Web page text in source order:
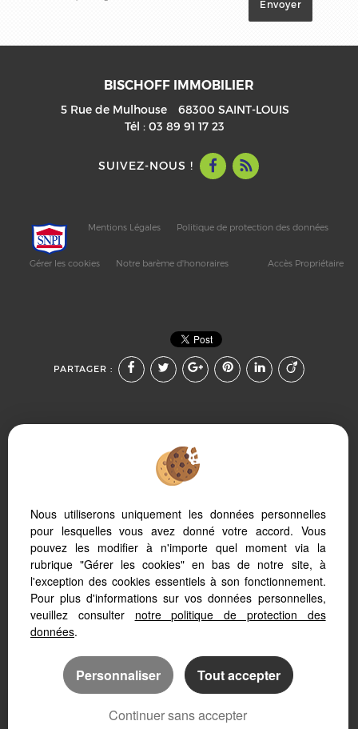
BISCHOFF IMMOBILIER
5 Rue de Mulhouse 68300 SAINT-LOUIS
Tél :03 89 91 17 23
SUIVEZ-NOUS !
Mentions Légales Politique de protection des données
Gérer les cookies Notre barème d'honoraires Accès Propriétaire
PARTAGER :
votre PC, votre tablette ou votre smartphone, notre site
s’adapte automatiquement aux différents types d'écrans
Logiciel de transaction
Création site immobilier
Référencement immobilier
Nous utiliserons uniquement les données personnelles
pour lesquelles vous avez donné votre accord. Vous
pouvez les modifier à n'importe quel moment via la
rubrique "Gérer les cookies" en bas de notre site, à
l'exception des cookies essentiels à son fonctionnement.
Pour plus d'informations sur vos données personnelles,
veuillez consulter notre politique de protection des
données.
Personnaliser Tout accepter
Continuer sans accepter